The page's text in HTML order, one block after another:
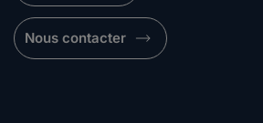
Nous contacter